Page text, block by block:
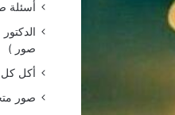
أسئلة
صور )
أكل كل
صور